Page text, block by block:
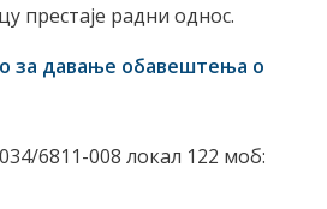
престаје радни однос.
за давање обавештења о
6811-008 локал 122 моб: